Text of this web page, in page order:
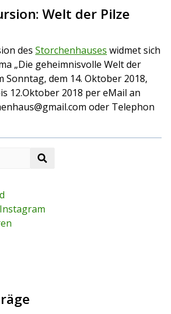
Welt der Pilze
des Storchenhauses widmet sich
„Die geheimnisvolle Welt der
Sonntag, dem 14. Oktober 2018,
12.Oktober 2018 per eMail an
oder Telephon
S